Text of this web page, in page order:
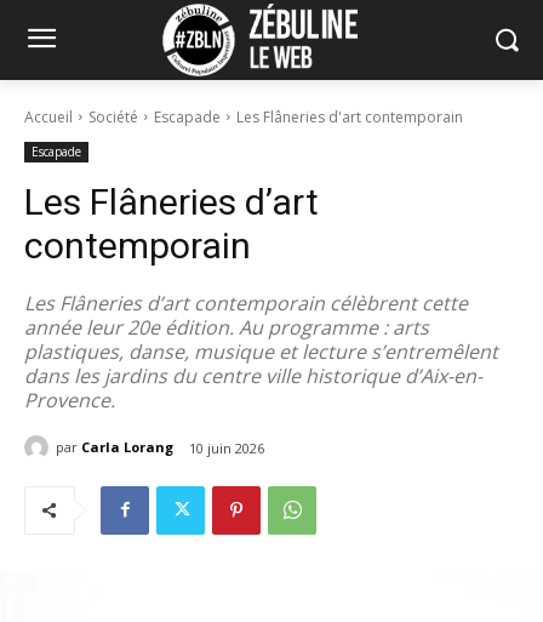
Accueil Société Escapade Les Flâneries d'art contemporain
Escapade
Les Flâneries d’art
contemporain
Les Flâneries d’art contemporain célèbrent cette
année leur 20e édition. Au programme : arts
plastiques, danse, musique et lecture s’entremêlent
dans les jardins du centre ville historique d’Aix-en-
Provence.
par Carla Lorang 10 juin 2026